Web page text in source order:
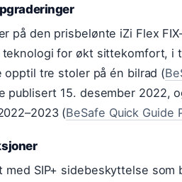
på den prisbelønte iZi Flex
teknologi for økt sittekomfort, i
opptil tre stoler på én bilrad (
publisert 15. desember 2022,
(BeSafe Quick Guide
med SIP+ sidebeskyttelse som